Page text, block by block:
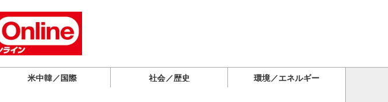
米中韓／国際 社会／歴史 環境／エネルギー